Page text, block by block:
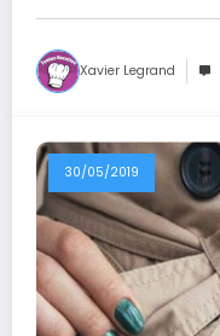
Xavier Legrand
30/05/2019